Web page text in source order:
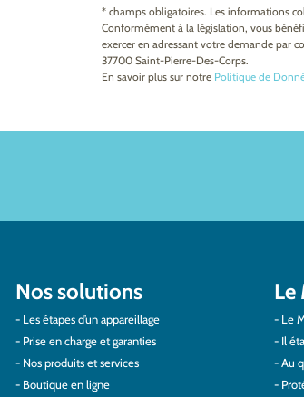
* champs obligatoires. Les informations
Conformément à la législation, vous
exercer en adressant votre demande par
37700 Saint-Pierre-Des-Corps.
En savoir plus sur notre Politique de
Nos solutions
Les étapes d’un appareillage
Prise en charge et garanties
Nos produits et services
Boutique en ligne
Le
Le
Il
Au